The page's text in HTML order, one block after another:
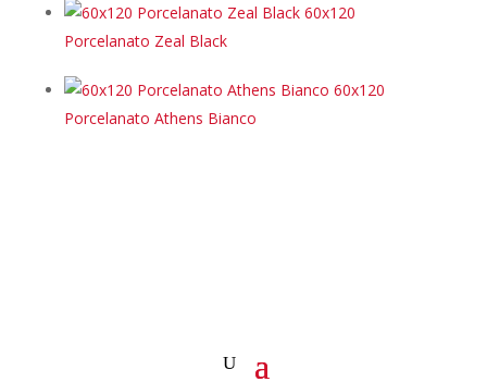
60x120
Porcelanato Zeal Black
60x120
Porcelanato Athens Bianco